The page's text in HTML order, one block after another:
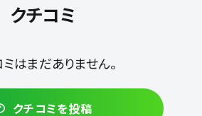
クチコミ
はまだありません。
クチコミを投稿